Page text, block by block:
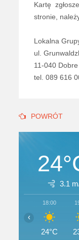
Kartę
stronie,
Lokalna
ul.
11-040
tel. 089 616
POWRÓT
3.1
18:00
24°C
‹